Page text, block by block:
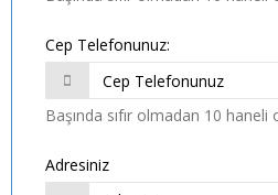
Cep Telefonunuz:
Başında sıfır olmadan 10 haneli
Adresiniz